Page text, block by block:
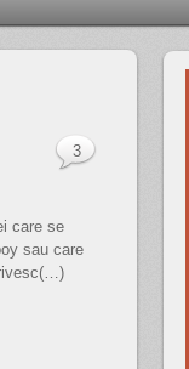
care se
sau care
3